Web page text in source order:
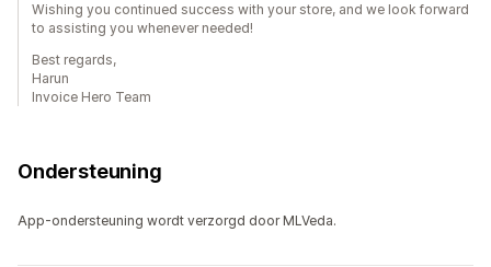
Wishing you continued success with your store, and we look forward
to assisting you whenever needed!
Best regards,
Harun
Invoice Hero Team
Ondersteuning
App-ondersteuning wordt verzorgd door MLVeda.